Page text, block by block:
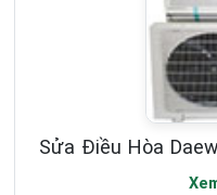
Sửa Điều Hòa